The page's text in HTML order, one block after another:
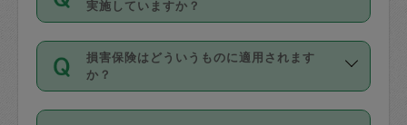
開始時間を２時間前後変更することが可
能です。依頼送信後、個別にタスカジさ
んにメッセージを送り調整してくださ
い。ただし、２時間を越えての調整はで
基本的に、高所での作業や危険作業、屋
外での作業は対象外です。
育園や学校の給食やレストランで料理関
係の専門職に従事されていた方、日本で
すでにハウスキーパーや英語の先生とし
てお仕事をしているフィリピン出身の
実施していますか？
応募の際に、各自事務局との面接と説明
を行っています。その後、身分証明書の
写真提出をしていただいています。外国
損害保険はどういうものに適用されます
か？
依頼者とタスカジさんとの間でタスカジ